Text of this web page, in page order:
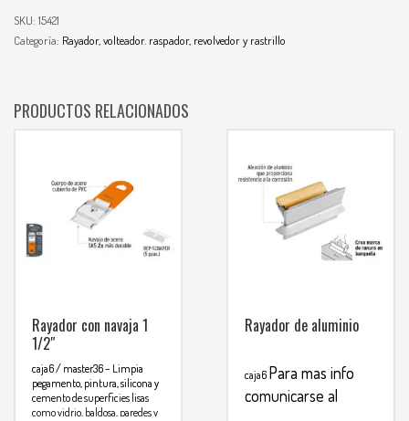
SKU: 15421
Categoría: Rayador, volteador. raspador, revolvedor y rastrillo
PRODUCTOS RELACIONADOS
Rayador con navaja 1
1/2″
caja6 / master36– Limpia
pegamento, pintura, silicona y
cemento de superficies lisas
como vidrio, baldosa, paredes y
Rayador de aluminio
caja6 Para mas info
comunicarse al